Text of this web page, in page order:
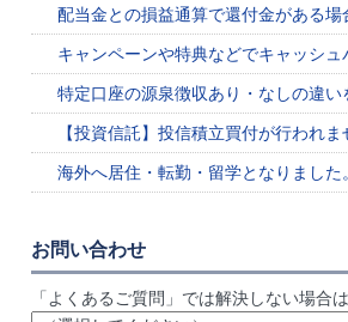
配当金との損益通算で還付金がある
キャンペーンや特典などでキャッシ
特定口座の源泉徴収あり・なしの違い
【投資信託】投信積立買付が行われ
海外へ居住・転勤・留学となりました
お問い合わせ
「よくあるご質問」では解決しない場